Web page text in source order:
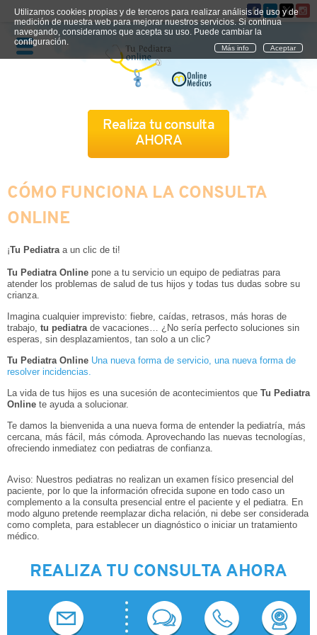
Utilizamos cookies propias y de terceros para realizar análisis de uso y de
medición de nuestra web para mejorar nuestros servicios. Si continua
navegando, consideramos que acepta su uso. Puede cambiar la
configuración.
Aceptar
Más info
Realiza tu consulta
AHORA
QUIÉNES SOMOS
CUADRO MÉDICO
CONSULTAS FRECUENTES
CONTACTO
CÓMO FUNCIONA LA CONSULTA
ONLINE
¡Tu Pediatraa un clic de ti!
Tu Pediatra Online pone a tu servicio un equipo de pediatras para
atender los problemas de salud de tus hijos y todas tus dudas sobre su
crianza.
Imagina cualquier imprevisto: fiebre, caídas, retrasos, más horas de
trabajo, tu pediatra de vacaciones… ¿No sería perfecto soluciones sin
esperas, sin desplazamientos, tan solo a un clic?
Tu Pediatra Online Una nueva forma de servicio, una nueva forma de
resolver incidencias.
La vida de tus hijos es una sucesión de acontecimientos que Tu Pediatra
Online te ayuda a solucionar.
Te damos la bienvenida a una nueva forma de entender la pediatría, más
cercana, más fácil, más cómoda. Aprovechando las nuevas tecnologías,
ofreciendo inmediatez con pediatras de confianza.
Aviso: Nuestros pediatras no realizan un examen físico presencial del
paciente, por lo que la información ofrecida supone en todo caso un
complemento a la consulta presencial entre el paciente y el pediatra. En
modo alguno pretende reemplazar dicha relación, ni debe ser considerada
como completa, para establecer un diagnóstico o iniciar un tratamiento
médico.
REALIZA TU CONSULTA AHORA